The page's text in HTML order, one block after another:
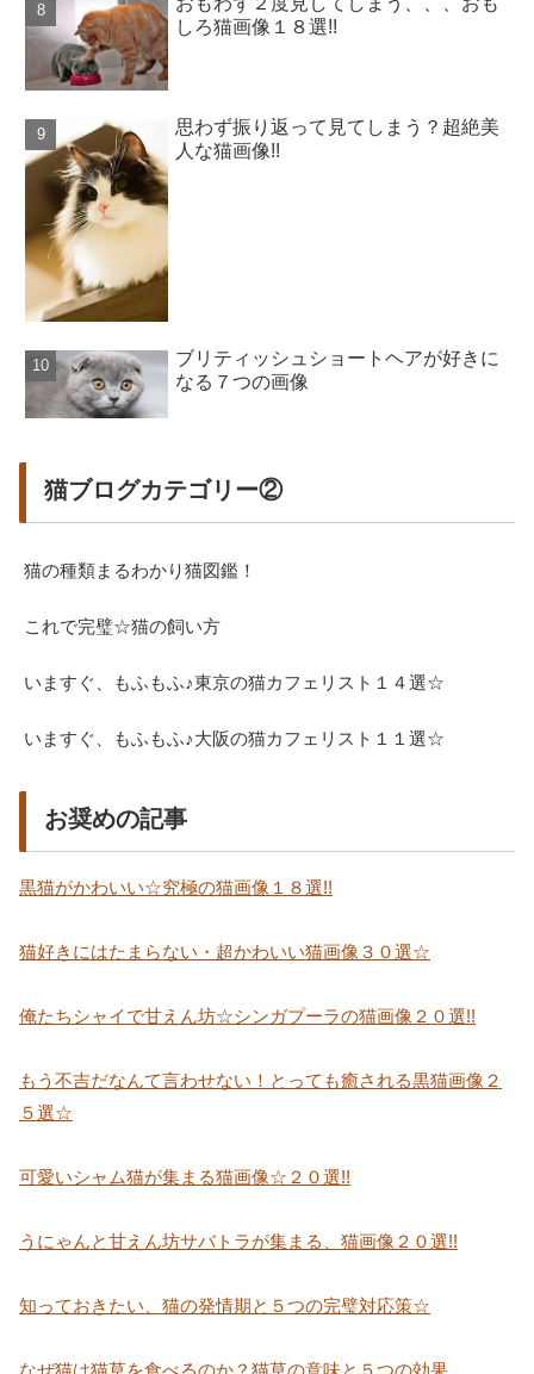
しろ猫画像１８選!!
思わず振り返って見てしまう？超絶美
人な猫画像!!
ブリティッシュショートヘアが好きに
なる７つの画像
猫ブログカテゴリー②
猫の種類まるわかり猫図鑑！
これで完璧☆猫の飼い方
いますぐ、もふもふ♪東京の猫カフェリスト１４選☆
いますぐ、もふもふ♪大阪の猫カフェリスト１１選☆
お奨めの記事
黒猫がかわいい☆究極の猫画像１８選!!
猫好きにはたまらない・超かわいい猫画像３０選☆
俺たちシャイで甘えん坊☆シンガプーラの猫画像２０選!!
もう不吉だなんて言わせない！とっても癒される黒猫画像２
５選☆
可愛いシャム猫が集まる猫画像☆２０選!!
うにゃんと甘えん坊サバトラが集まる、猫画像２０選!!
知っておきたい、猫の発情期と５つの完璧対応策☆
なぜ猫は猫草を食べるのか？猫草の意味と５つの効果